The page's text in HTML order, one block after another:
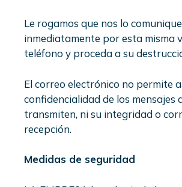
Le rogamos que nos lo comunique
inmediatamente por esta misma
teléfono y proceda a su
El correo electrónico no permite
confidencialidad de los mensajes
transmiten, ni su integridad o
recepción.
Medidas de seguridad